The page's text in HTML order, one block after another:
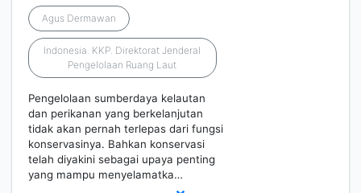
Agus Dermawan
Indonesia. KKP. Direktorat Jenderal
Pengelolaan Ruang Laut
Pengelolaan sumberdaya kelautan
dan perikanan yang berkelanjutan
tidak akan pernah terlepas dari fungsi
konservasinya. Bahkan konservasi
telah diyakini sebagai upaya penting
yang mampu menyelamatka…